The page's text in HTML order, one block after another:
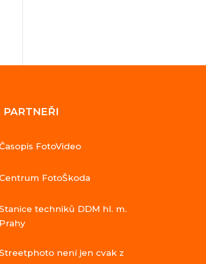
PARTNEŘI
FotoVideo
Centrum FotoŠkoda
techniků DDM hl. m.
Prahy
není jen cvak z